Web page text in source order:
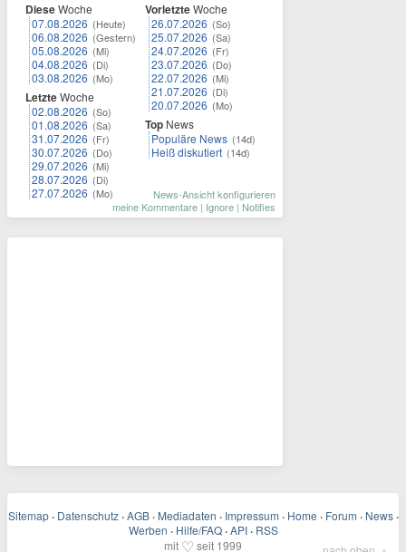
DieseWoche
07.08.2026 (Heute)
06.08.2026 (Gestern)
05.08.2026 (Mi)
04.08.2026 (Di)
03.08.2026 (Mo)
LetzteWoche
02.08.2026 (So)
01.08.2026 (Sa)
31.07.2026 (Fr)
30.07.2026 (Do)
29.07.2026 (Mi)
28.07.2026 (Di)
27.07.2026 (Mo)
VorletzteWoche
26.07.2026 (So)
25.07.2026 (Sa)
24.07.2026 (Fr)
23.07.2026 (Do)
22.07.2026 (Mi)
21.07.2026 (Di)
20.07.2026 (Mo)
Top News
Populäre News (14d)
Heiß diskutiert (14d)
News-Ansicht konfigurieren
meine Kommentare | Ignore | Notifies
Sitemap · Datenschutz · AGB · Mediadaten · Impressum · Home · Forum · News ·
Werben · Hilfe/FAQ · API · RSS
mit ♡ seit 1999